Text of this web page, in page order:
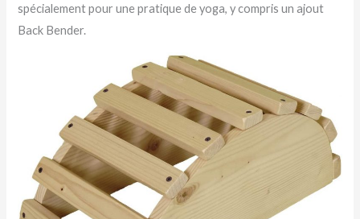
spécialement pour une pratique de yoga, y compris un ajout
Back Bender.